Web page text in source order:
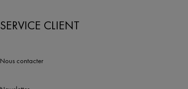
SERVICE CLIENT
Nous contacter